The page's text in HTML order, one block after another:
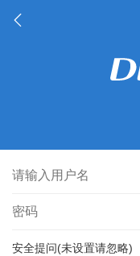
安全提问(未设置请忽略)